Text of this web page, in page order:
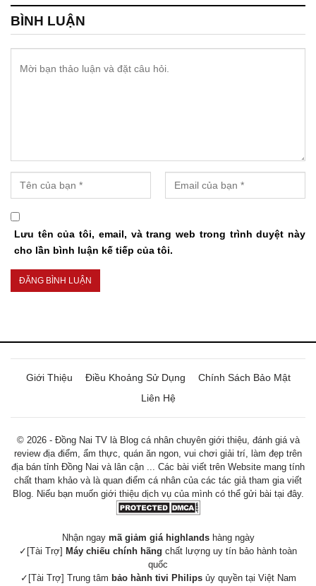
BÌNH LUẬN
Lưu tên của tôi, email, và trang web trong trình duyệt này
cho lần bình luận kế tiếp của tôi.
Giới Thiệu Điều Khoảng Sử Dụng
Chính Sách Bảo Mật
Liên Hệ
© 2026 - Đồng Nai TV là Blog cá nhân chuyên giới thiệu, đánh giá và
review địa điểm, ẩm thực, quán ăn ngon, vui chơi giải trí, làm đẹp trên
địa bán tỉnh Đồng Nai và lân cận ... Các bài viết trên Website mang tính
chất tham khảo và là quan điểm cá nhân của các tác giả tham gia viết
Blog. Niếu bạn muốn giới thiệu dịch vụ của mình có thể gửi bài tại đây.
Nhận ngay mã giảm giá highlandshàng ngày
✓[Tài Trợ] Máy chiếu chính hãng chất lượng uy tín bảo hành toàn
quốc
✓[Tài Trợ] Trung tâm bảo hành tivi Philipsủy quyền tại Việt Nam